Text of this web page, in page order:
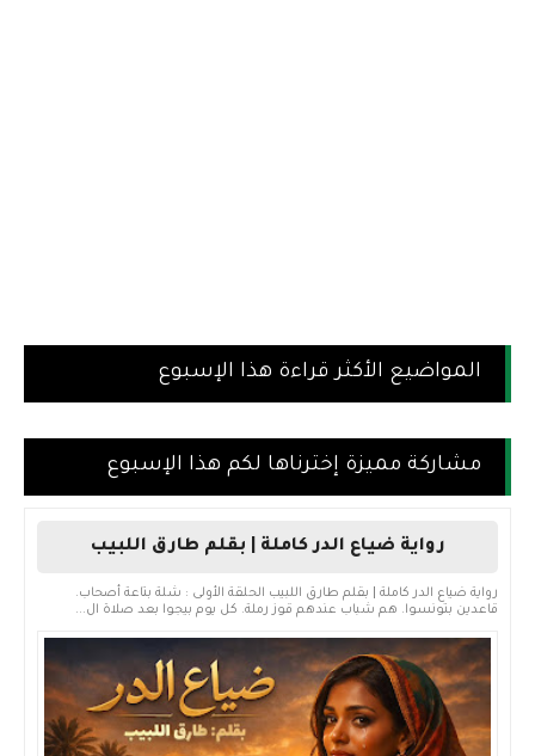
المواضيع الأكثر قراءة هذا الإسبوع
مشاركة مميزة إخترناها لكم هذا الإسبوع
رواية ضياع الدر كاملة | بقلم طارق اللبيب
رواية ضياع الدر كاملة | بقلم طارق اللبيب الحلقة الأولى : شلة بتاعة أصحاب.
قاعدين بتونسوا. هم شباب عندهم قوز رملة. كل يوم بيجوا بعد صلاة ال...